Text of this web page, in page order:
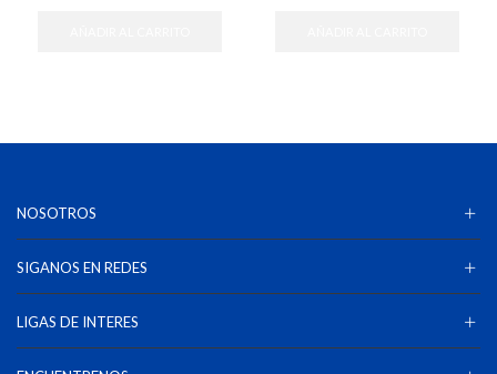
NOSOTROS
SIGANOS EN REDES
LIGAS DE INTERES